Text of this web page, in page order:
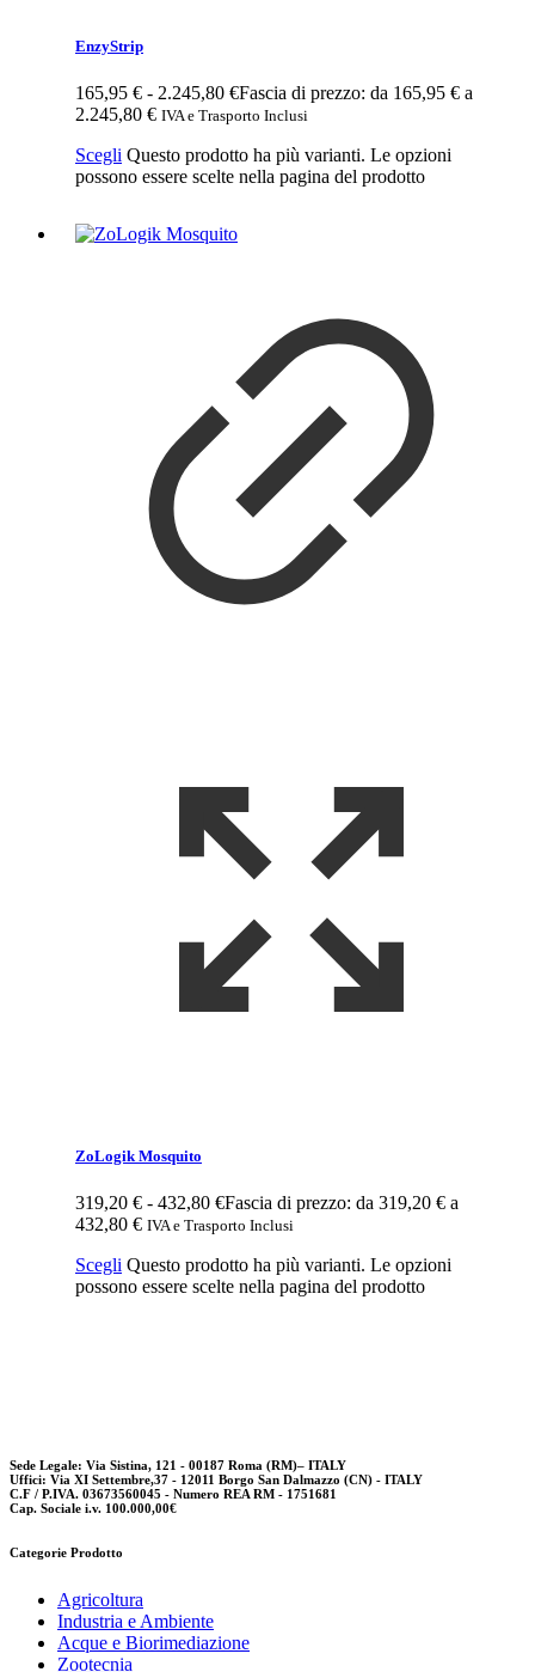
EnzyStrip
165,95 € - 2.245,80 €Fascia di prezzo: da 165,95 € a
2.245,80 € IVA e Trasporto Inclusi
Scegli Questo prodotto ha più varianti. Le opzioni
possono essere scelte nella pagina del prodotto
ZoLogik Mosquito
319,20 € - 432,80 €Fascia di prezzo: da 319,20 € a
432,80 € IVA e Trasporto Inclusi
Scegli Questo prodotto ha più varianti. Le opzioni
possono essere scelte nella pagina del prodotto
Sede Legale: Via Sistina, 121 - 00187 Roma (RM)– ITALY
Uffici: Via XI Settembre,37 - 12011 Borgo San Dalmazzo (CN) - ITALY
C.F / P.IVA. 03673560045 - Numero REA RM - 1751681
Cap. Sociale i.v. 100.000,00€
Categorie Prodotto
Agricoltura
Industria e Ambiente
Acque e Biorimediazione
Zootecnia